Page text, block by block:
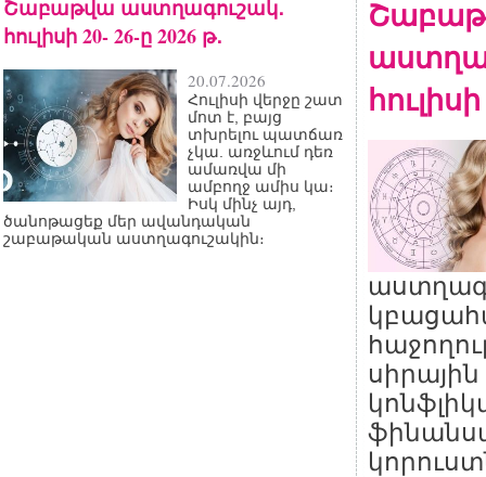
Շաբաթվա աստղագուշակ․
հուլիսի 20- 26-ը 2026 թ․
20.07.2026
Հուլիսի վերջը շատ
մոտ է, բայց
տխրելու պատճառ
չկա. առջևում դեռ
ամառվա մի
ամբողջ ամիս կա։
Իսկ մինչ այդ,
ծանոթացեք մեր ավանդական
շաբաթական աստղագուշակին։
սիրային